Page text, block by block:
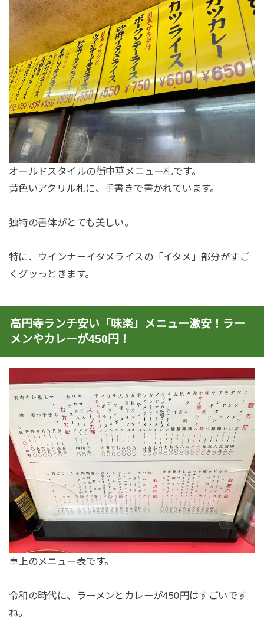
オールドスタイルの街中華メニュー札です。
黄色いアクリル札に、手書きで書かれています。
独特の書体がとても美しい。
特に、ウインナーイタメライスの「イタメ」部分がすご
くグッっときます。
高円寺ランチ安い「味楽」メニュー激安！ラー
メンやカレーが450円！
卓上のメニュー表です。
令和の時代に、ラーメンとカレーが450円はすごいです
ね。